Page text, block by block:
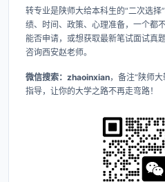
转专业是陕师大给本科生的“二次选择
绩、时间、政策、心理准备，一个都
能否申请，或想获取最新笔试面试真
咨询西安赵老师。
微信搜索：zhaoinxian，备注“陕师
指导，让你的大学之路不再走弯路！